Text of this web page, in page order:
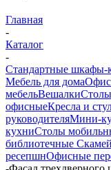
Главная
-
Каталог
-
Стандартные шкафы-
Мебель для дома
мебельВешалкиСтолы
офисныеКресла и
руководителяМини-
кухниСтолы
библиотечные
ресепшнОфисные